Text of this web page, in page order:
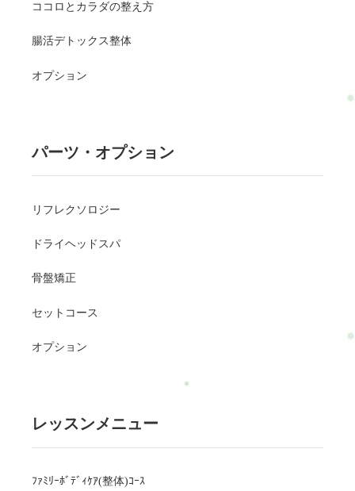
ココロとカラダの整え方
腸活デトックス整体
オプション
パーツ・オプション
リフレクソロジー
ドライヘッドスパ
骨盤矯正
セットコース
オプション
レッスンメニュー
ﾌｧﾐﾘｰﾎﾞﾃﾞｨｹｱ(整体)ｺｰｽ